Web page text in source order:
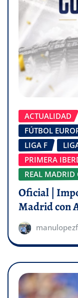
ACTUALIDAD
FÚTBOL
LIGA F
PRIMERA
REAL MADRID
Oficial |
Madrid con